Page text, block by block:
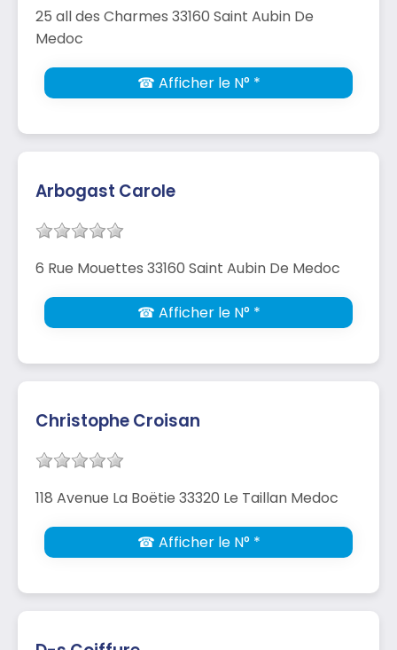
25 all des Charmes 33160 Saint Aubin De
Medoc
☎ Afficher le N° *
Arbogast Carole
6 Rue Mouettes 33160 Saint Aubin De Medoc
☎ Afficher le N° *
Christophe Croisan
118 Avenue La Boëtie 33320 Le Taillan Medoc
☎ Afficher le N° *